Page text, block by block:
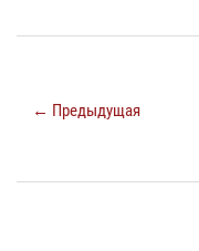
← Предыдущая